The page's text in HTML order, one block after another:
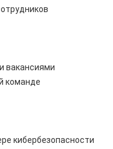
вакансиями
команде
кибербезопасности